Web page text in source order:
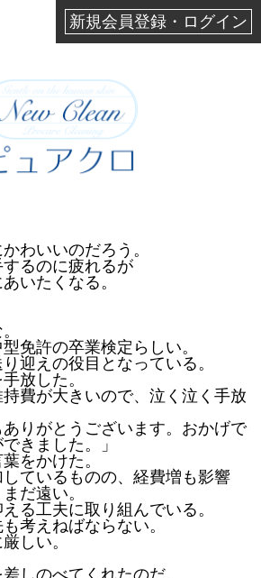
新規会員登録・ログイン
わいいのだろう。
るのに疲れるが
いたくなる。
免許の卒業検定らしい。
迎えの役目となっている。
放した。
費が大きいので、泣く泣く手放
ありがとうございます。おかげで
きました。」
をかけた。
ているものの、経費増も影響
だ遠い。
る工夫に取り組んでいる。
考えねばならない。
しい。